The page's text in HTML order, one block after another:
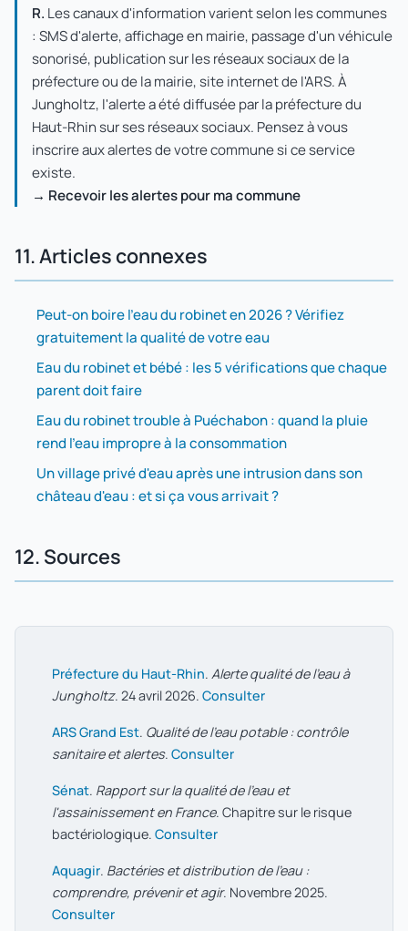
R. Les canaux d'information varient selon les communes
: SMS d'alerte, affichage en mairie, passage d'un véhicule
sonorisé, publication sur les réseaux sociaux de la
préfecture ou de la mairie, site internet de l'ARS. À
Jungholtz, l'alerte a été diffusée par la préfecture du
Haut-Rhin sur ses réseaux sociaux. Pensez à vous
inscrire aux alertes de votre commune si ce service
existe.
→ Recevoir les alertes pour ma commune
11. Articles connexes
Peut-on boire l'eau du robinet en 2026 ? Vérifiez
gratuitement la qualité de votre eau
Eau du robinet et bébé : les 5 vérifications que chaque
parent doit faire
Eau du robinet trouble à Puéchabon : quand la pluie
rend l'eau impropre à la consommation
Un village privé d'eau après une intrusion dans son
château d'eau : et si ça vous arrivait ?
12. Sources
Préfecture du Haut-Rhin. Alerte qualité de l'eau à
Jungholtz. 24 avril 2026. Consulter
ARS Grand Est. Qualité de l'eau potable : contrôle
sanitaire et alertes. Consulter
Sénat. Rapport sur la qualité de l'eau et
l'assainissement en France. Chapitre sur le risque
bactériologique. Consulter
Aquagir. Bactéries et distribution de l'eau :
comprendre, prévenir et agir. Novembre 2025.
Consulter